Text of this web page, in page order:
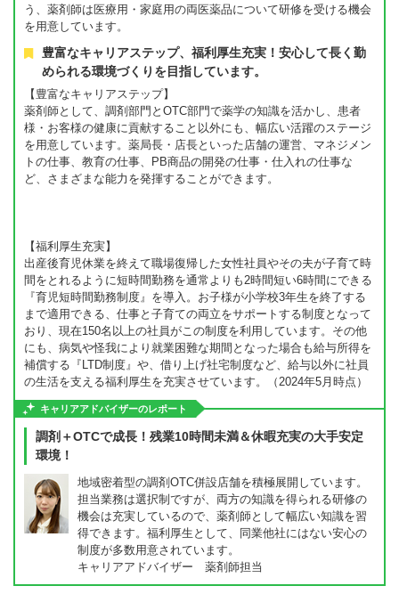
う、薬剤師は医療用・家庭用の両医薬品について研修を受ける機会
を用意しています。
豊富なキャリアステップ、福利厚生充実！安心して長く勤
められる環境づくりを目指しています。
【豊富なキャリアステップ】
薬剤師として、調剤部門とOTC部門で薬学の知識を活かし、患者
様・お客様の健康に貢献すること以外にも、幅広い活躍のステージ
を用意しています。薬局長・店長といった店舗の運営、マネジメン
トの仕事、教育の仕事、PB商品の開発の仕事・仕入れの仕事な
ど、さまざまな能力を発揮することができます。
【福利厚生充実】
出産後育児休業を終えて職場復帰した女性社員やその夫が子育て時
間をとれるように短時間勤務を通常よりも2時間短い6時間にできる
『育児短時間勤務制度』を導入。お子様が小学校3年生を終了する
まで適用できる、仕事と子育ての両立をサポートする制度となって
おり、現在150名以上の社員がこの制度を利用しています。その他
にも、病気や怪我により就業困難な期間となった場合も給与所得を
補償する『LTD制度』や、借り上げ社宅制度など、給与以外に社員
の生活を支える福利厚生を充実させています。（2024年5月時点）
キャリアアドバイザーのレポート
調剤＋OTCで成長！残業10時間未満＆休暇充実の大手安定
環境！
地域密着型の調剤OTC併設店舗を積極展開しています。
担当業務は選択制ですが、両方の知識を得られる研修の
機会は充実しているので、薬剤師として幅広い知識を習
得できます。福利厚生として、同業他社にはない安心の
制度が多数用意されています。
キャリアアドバイザー 薬剤師担当